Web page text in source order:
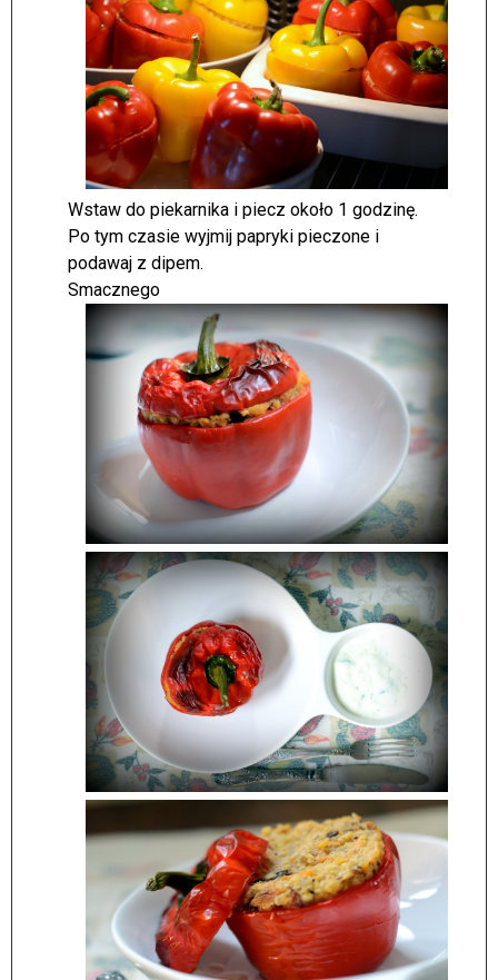
Wstaw do piekarnika i piecz około 1 godzinę.
Po tym czasie wyjmij papryki pieczone i
podawaj z dipem.
Smacznego